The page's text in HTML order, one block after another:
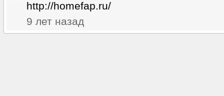
http://homefap.ru/
9 лет назад